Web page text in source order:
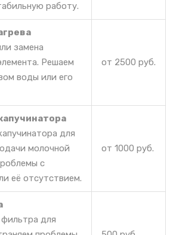
работу.
замена
Решаем
воды или его
от 2500 руб.
для
молочной
с
её отсутствием.
от 1000 руб.
фильтра для